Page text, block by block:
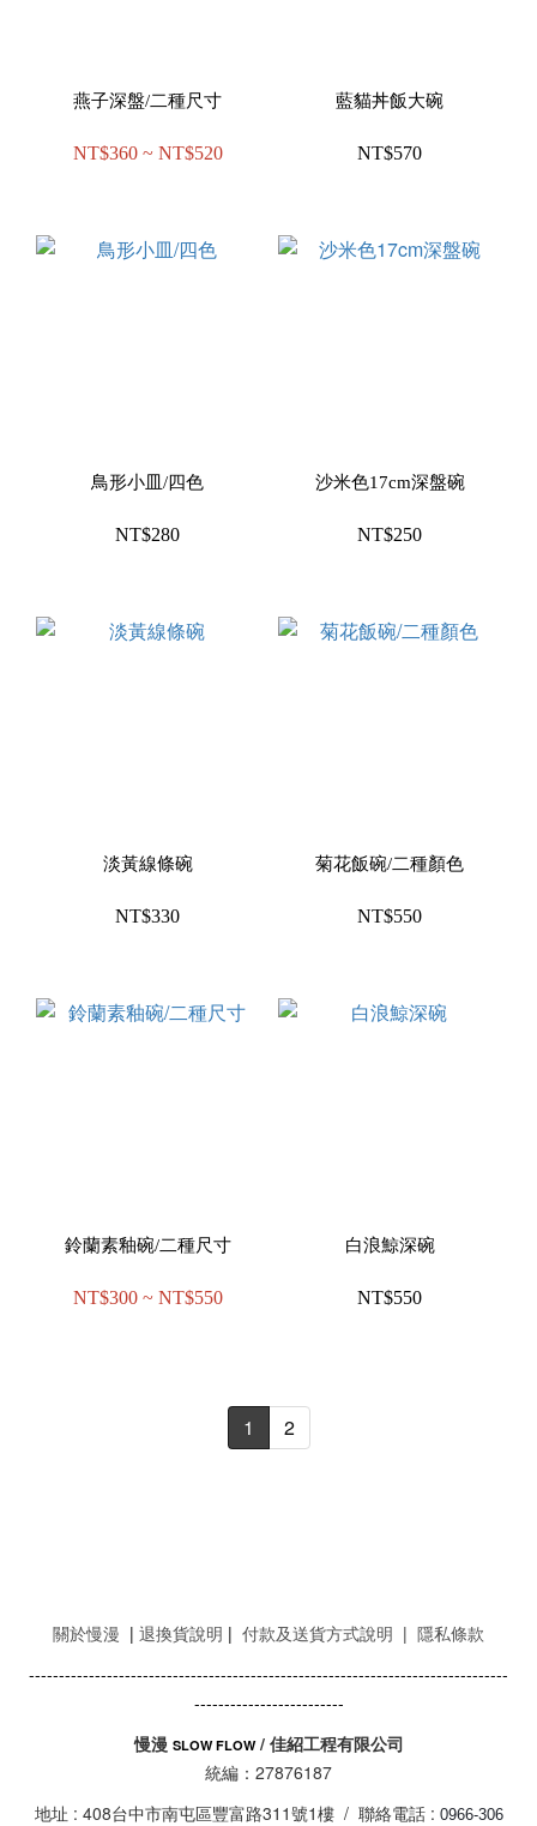
燕子深盤/二種尺寸
NT$360 ~ NT$520
藍貓丼飯大碗
NT$570
鳥形小皿/四色
NT$280
沙米色17cm深盤碗
NT$250
淡黃線條碗
NT$330
菊花飯碗/二種顏色
NT$550
鈴蘭素釉碗/二種尺寸
NT$300 ~ NT$550
白浪鯨深碗
NT$550
1 2
關於慢漫 | 退換貨說明 | 付款及送貨方式說明 | 隱私條款
--------------------------------------------------------------------------------
-------------------------
慢漫 SLOW FLOW/ 佳紹工程有限公司
統編：27876187
地址 : 408台中市南屯區豐富路311號1樓 / 聯絡電話 : 0966-306